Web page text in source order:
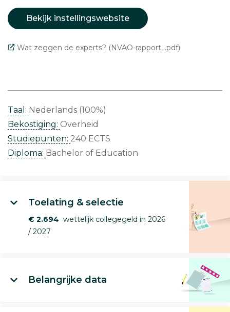
Bekijk instellingswebsite
Wat zeggen de experts? (NVAO-rapport, .pdf)
Taal: Nederlands (100%)
Bekostiging: Overheid
Studiepunten: 240 ECTS
Diploma: Bachelor of Education
Toelating & selectie
€ 2.694 wettelijk collegegeld in 2026
/ 2027
Belangrijke data